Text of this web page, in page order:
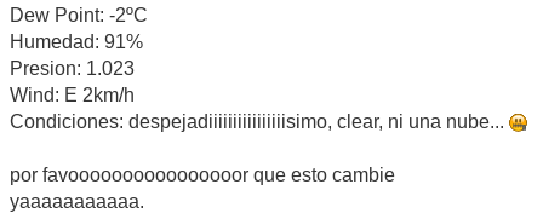
Dew Point: -2ºC
Humedad: 91%
Presion: 1.023
Wind: E 2km/h
Condiciones: despejadiiiiiiiiiiiiiiiisimo, clear, ni una nube...
por favoooooooooooooooor que esto cambie
yaaaaaaaaaaa.